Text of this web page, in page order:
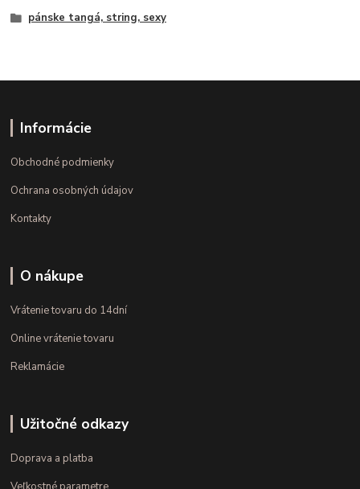
pánske tangá, string, sexy
Informácie
Obchodné podmienky
Ochrana osobných údajov
Kontakty
O nákupe
Vrátenie tovaru do 14dní
Online vrátenie tovaru
Reklamácie
Užitočné odkazy
Doprava a platba